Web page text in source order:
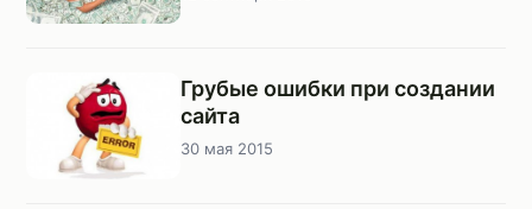
Грубые ошибки при создании
сайта
30 мая 2015